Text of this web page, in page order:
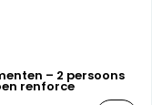
– 2 persoons
renforce